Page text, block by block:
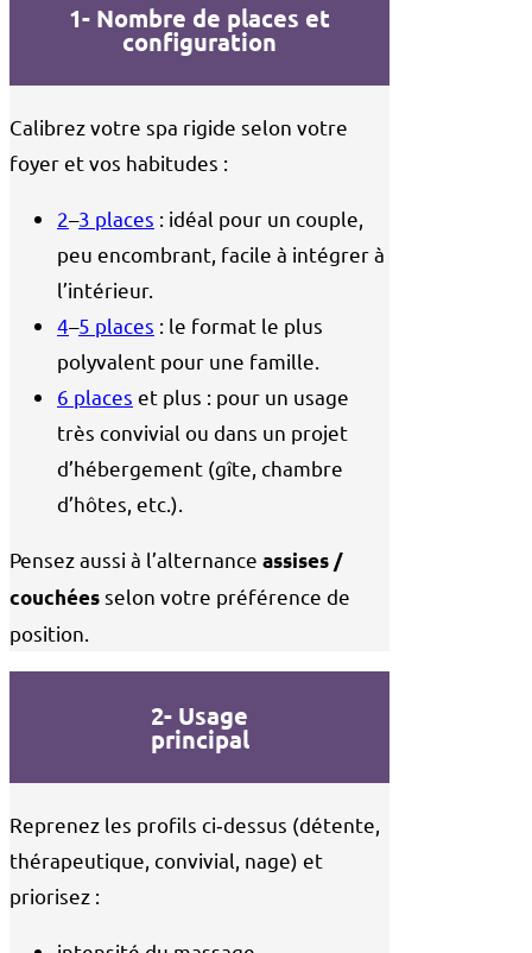
1- Nombre de places et
configuration
Calibrez votre spa rigide selon votre
foyer et vos habitudes :
2–3 places : idéal pour un couple,
peu encombrant, facile à intégrer à
l’intérieur.
4–5 places : le format le plus
polyvalent pour une famille.
6 places et plus : pour un usage
très convivial ou dans un projet
d’hébergement (gîte, chambre
d’hôtes, etc.).
Pensez aussi à l’alternance assises /
couchéesselon votre préférence de
position.
2- Usage
principal
Reprenez les profils ci‑dessus (détente,
thérapeutique, convivial, nage) et
priorisez :